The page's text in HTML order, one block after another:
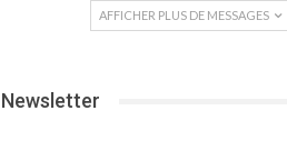
AFFICHER PLUS DE MESSAGES
Newsletter